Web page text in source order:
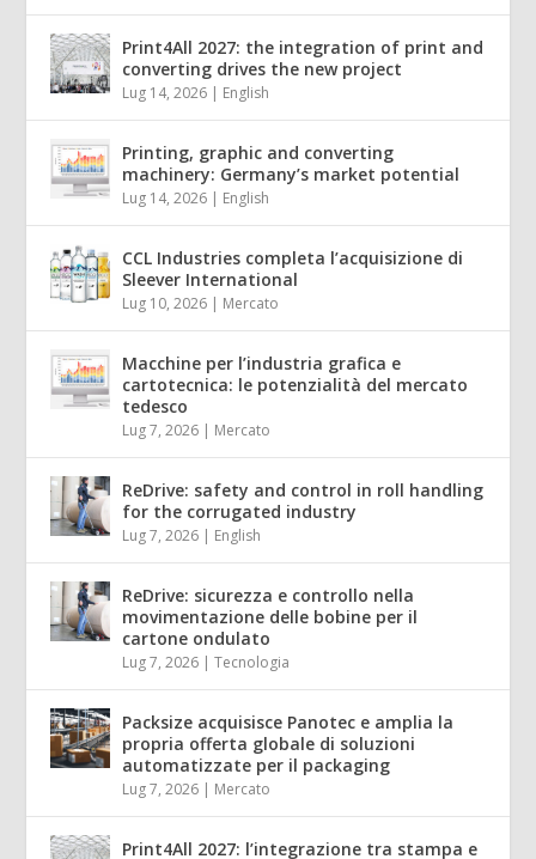
Print4All 2027: the integration of print and
converting drives the new project
Lug 14, 2026 | English
Printing, graphic and converting
machinery: Germany’s market potential
Lug 14, 2026 | English
CCL Industries completa l’acquisizione di
Sleever International
Lug 10, 2026 | Mercato
Macchine per l’industria grafica e
cartotecnica: le potenzialità del mercato
tedesco
Lug 7, 2026 | Mercato
ReDrive: safety and control in roll handling
for the corrugated industry
Lug 7, 2026 | English
ReDrive: sicurezza e controllo nella
movimentazione delle bobine per il
cartone ondulato
Lug 7, 2026 |Tecnologia
Packsize acquisisce Panotec e amplia la
propria offerta globale di soluzioni
automatizzate per il packaging
Lug 7, 2026 | Mercato
Print4All 2027: l’integrazione tra stampa e